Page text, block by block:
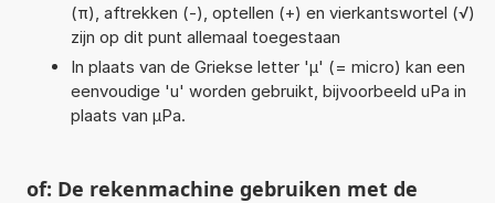
(π), aftrekken (-), optellen (+) en vierkantswortel (√)
zijn op dit punt allemaal toegestaan
In plaats van de Griekse letter 'µ' (= micro) kan een
eenvoudige 'u' worden gebruikt, bijvoorbeeld uPa in
plaats van µPa.
of: De rekenmachine gebruiken met de